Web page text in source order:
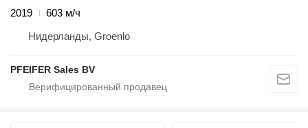
2019
603 м/ч
Нидерланды, Groenlo
PFEIFER Sales BV